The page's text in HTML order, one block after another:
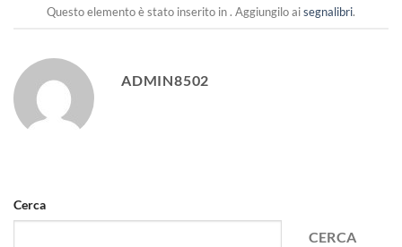
Questo elemento è stato inserito in . Aggiungilo aisegnalibri.
ADMIN8502
Cerca
CERCA